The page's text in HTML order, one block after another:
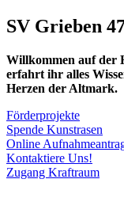
SV Grieben
Willkommen auf der
erfahrt ihr alles
Herzen der Altmark.
Förderprojekte
Spende Kunstrasen
Online
Kontaktiere Uns!
Zugang Kraftraum